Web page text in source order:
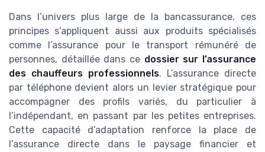
Dans l’univers plus large de la bancassurance, ces
principes s’appliquent aussi aux produits spécialisés
comme l’assurance pour le transport rémunéré de
personnes, détaillée dans ce dossier sur l’assurance
des chauffeurs professionnels. L’assurance directe
par téléphone devient alors un levier stratégique pour
accompagner des profils variés, du particulier à
l’indépendant, en passant par les petites entreprises.
Cette capacité d’adaptation renforce la place de
l’assurance directe dans le paysage financier et